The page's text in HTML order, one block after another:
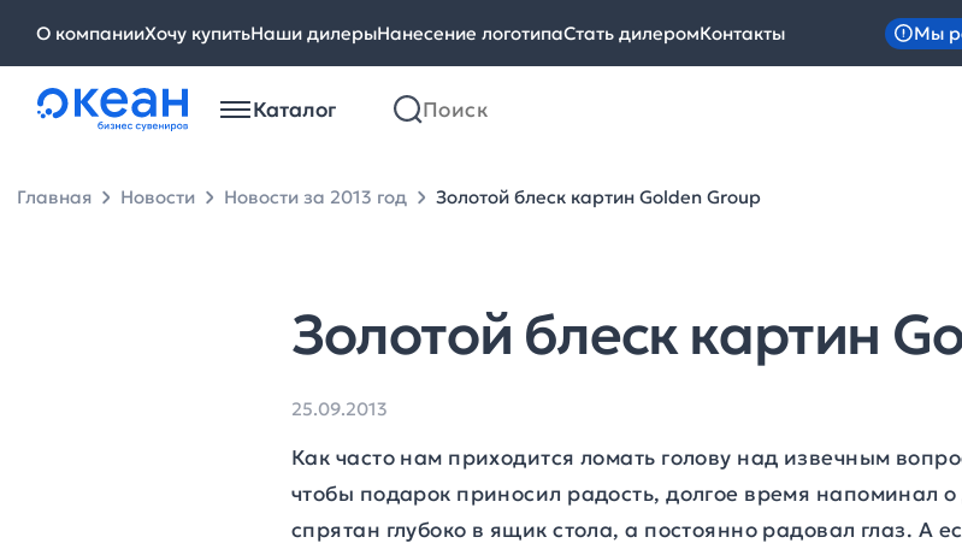
О компанииХочу купитьНаши дилерыНанесение логотипаСтать дилеромКонтакты Мы
Каталог
Главная Новости Новости за 2013 год Золотой блеск картин Golden Group
Золотой блеск картин
25.09.2013
Как часто нам приходится ломать голову над извечным
чтобы подарок приносил радость, долгое время напоминал
спрятан глубоко в ящик стола, а постоянно радовал глаз. А